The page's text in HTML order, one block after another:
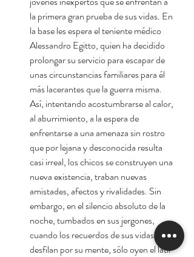
la primera gran prueba de sus vidas. En
la base les espera el teniente médico
Alessandro Egitto, quien ha decidido
prolongar su servicio para escapar de
unas circunstancias familiares para él
más lacerantes que la guerra misma.
Así, intentando acostumbrarse al calor,
al aburrimiento, a la espera de
enfrentarse a una amenaza sin rostro
que por lejana y desconocida resulta
casi irreal, los chicos se construyen una
nueva existencia, traban nuevas
amistades, afectos y rivalidades. Sin
embargo, en el silencio absoluto de la
noche, tumbados en sus jergones,
cuando los recuerdos de sus vidas
desfilan por su mente, sólo oyen el latir